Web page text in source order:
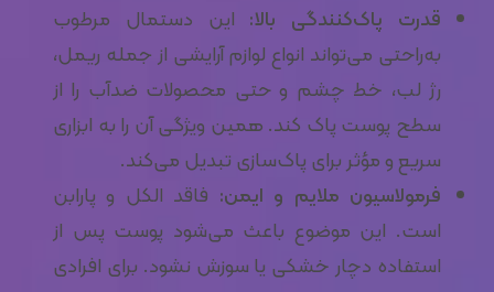
قدرت پاک‌کنندگی بالا: این دستمال مرطوب
به‌راحتی می‌تواند انواع لوازم آرایشی از جمله ریمل،
رژ لب، خط چشم و حتی محصولات ضدآب را از
سطح پوست پاک کند. همین ویژگی آن را به ابزاری
سریع و مؤثر برای پاک‌سازی تبدیل می‌کند.
فرمولاسیون ملایم و ایمن: فاقد الکل و پارابن
است. این موضوع باعث می‌شود پوست پس از
استفاده دچار خشکی یا سوزش نشود. برای افرادی